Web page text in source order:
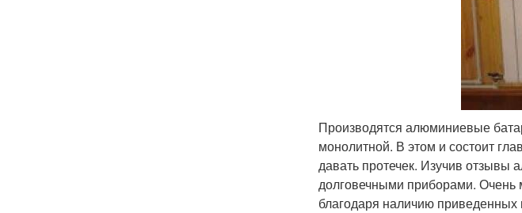
Производятся алюминиевые
монолитной. В этом и состоит
давать протечек. Изучив
долговечными приборами. Очень
благодаря наличию